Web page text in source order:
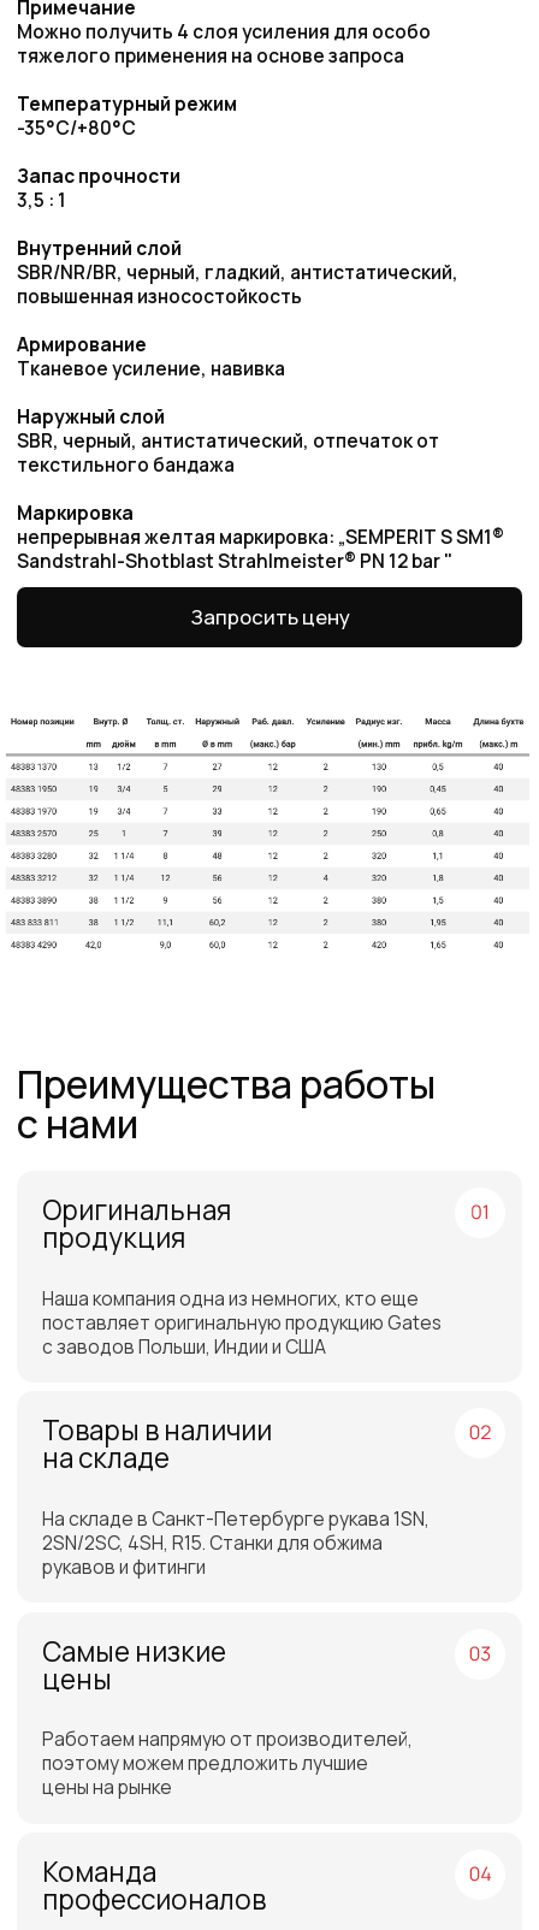
непрерывная желтая маркировка: „SEMPERIT S SM1®
Sandstrahl-Shotblast Strahlmeister® PN 12 bar "
Запросить цену
продукция
Наша компания одна из немногих, кто еще
поставляет оригинальную продукцию Gates
с заводов Польши, Индии и США
Товары в наличии
2SN/2SC, 4SH, R15. Станки для обжима
рукавов и фитинги
Самые низкие
цены
Работаем напрямую от производителей,
поэтому можем предложить лучшие
цены на рынке
Преимущества работы
с нами
Работаем по всей
России и СНГ
Подбор самых выгодных
транспортных компаний для
доставки
до склада ТЭК в Санкт-
Петербурге или Москве
Отгрузка товара на
следующий день после